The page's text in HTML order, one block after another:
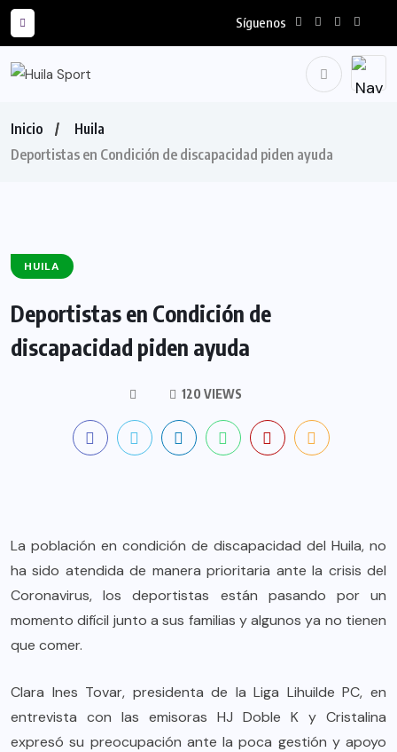
Síguenos
Inicio
Huila
Deportistas en Condición de discapacidad piden ayuda
HUILA
Deportistas en Condición de
discapacidad piden ayuda
120 VIEWS
La población en condición de discapacidad del Huila, no
ha sido atendida de manera prioritaria ante la crisis del
Coronavirus, los deportistas están pasando por un
momento difícil junto a sus familias y algunos ya no tienen
que comer.
Clara Ines Tovar, presidenta de la Liga Lihuilde PC, en
entrevista con las emisoras HJ Doble K y Cristalina
expresó su preocupación ante la poca gestión y apoyo